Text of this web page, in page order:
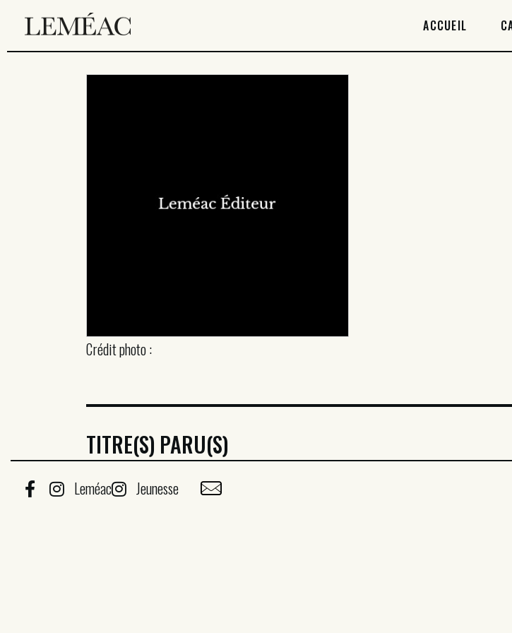
ACCUEIL
CATALOGUE
Crédit photo :
TITRE(S) PARU(S)
Leméac Jeunesse